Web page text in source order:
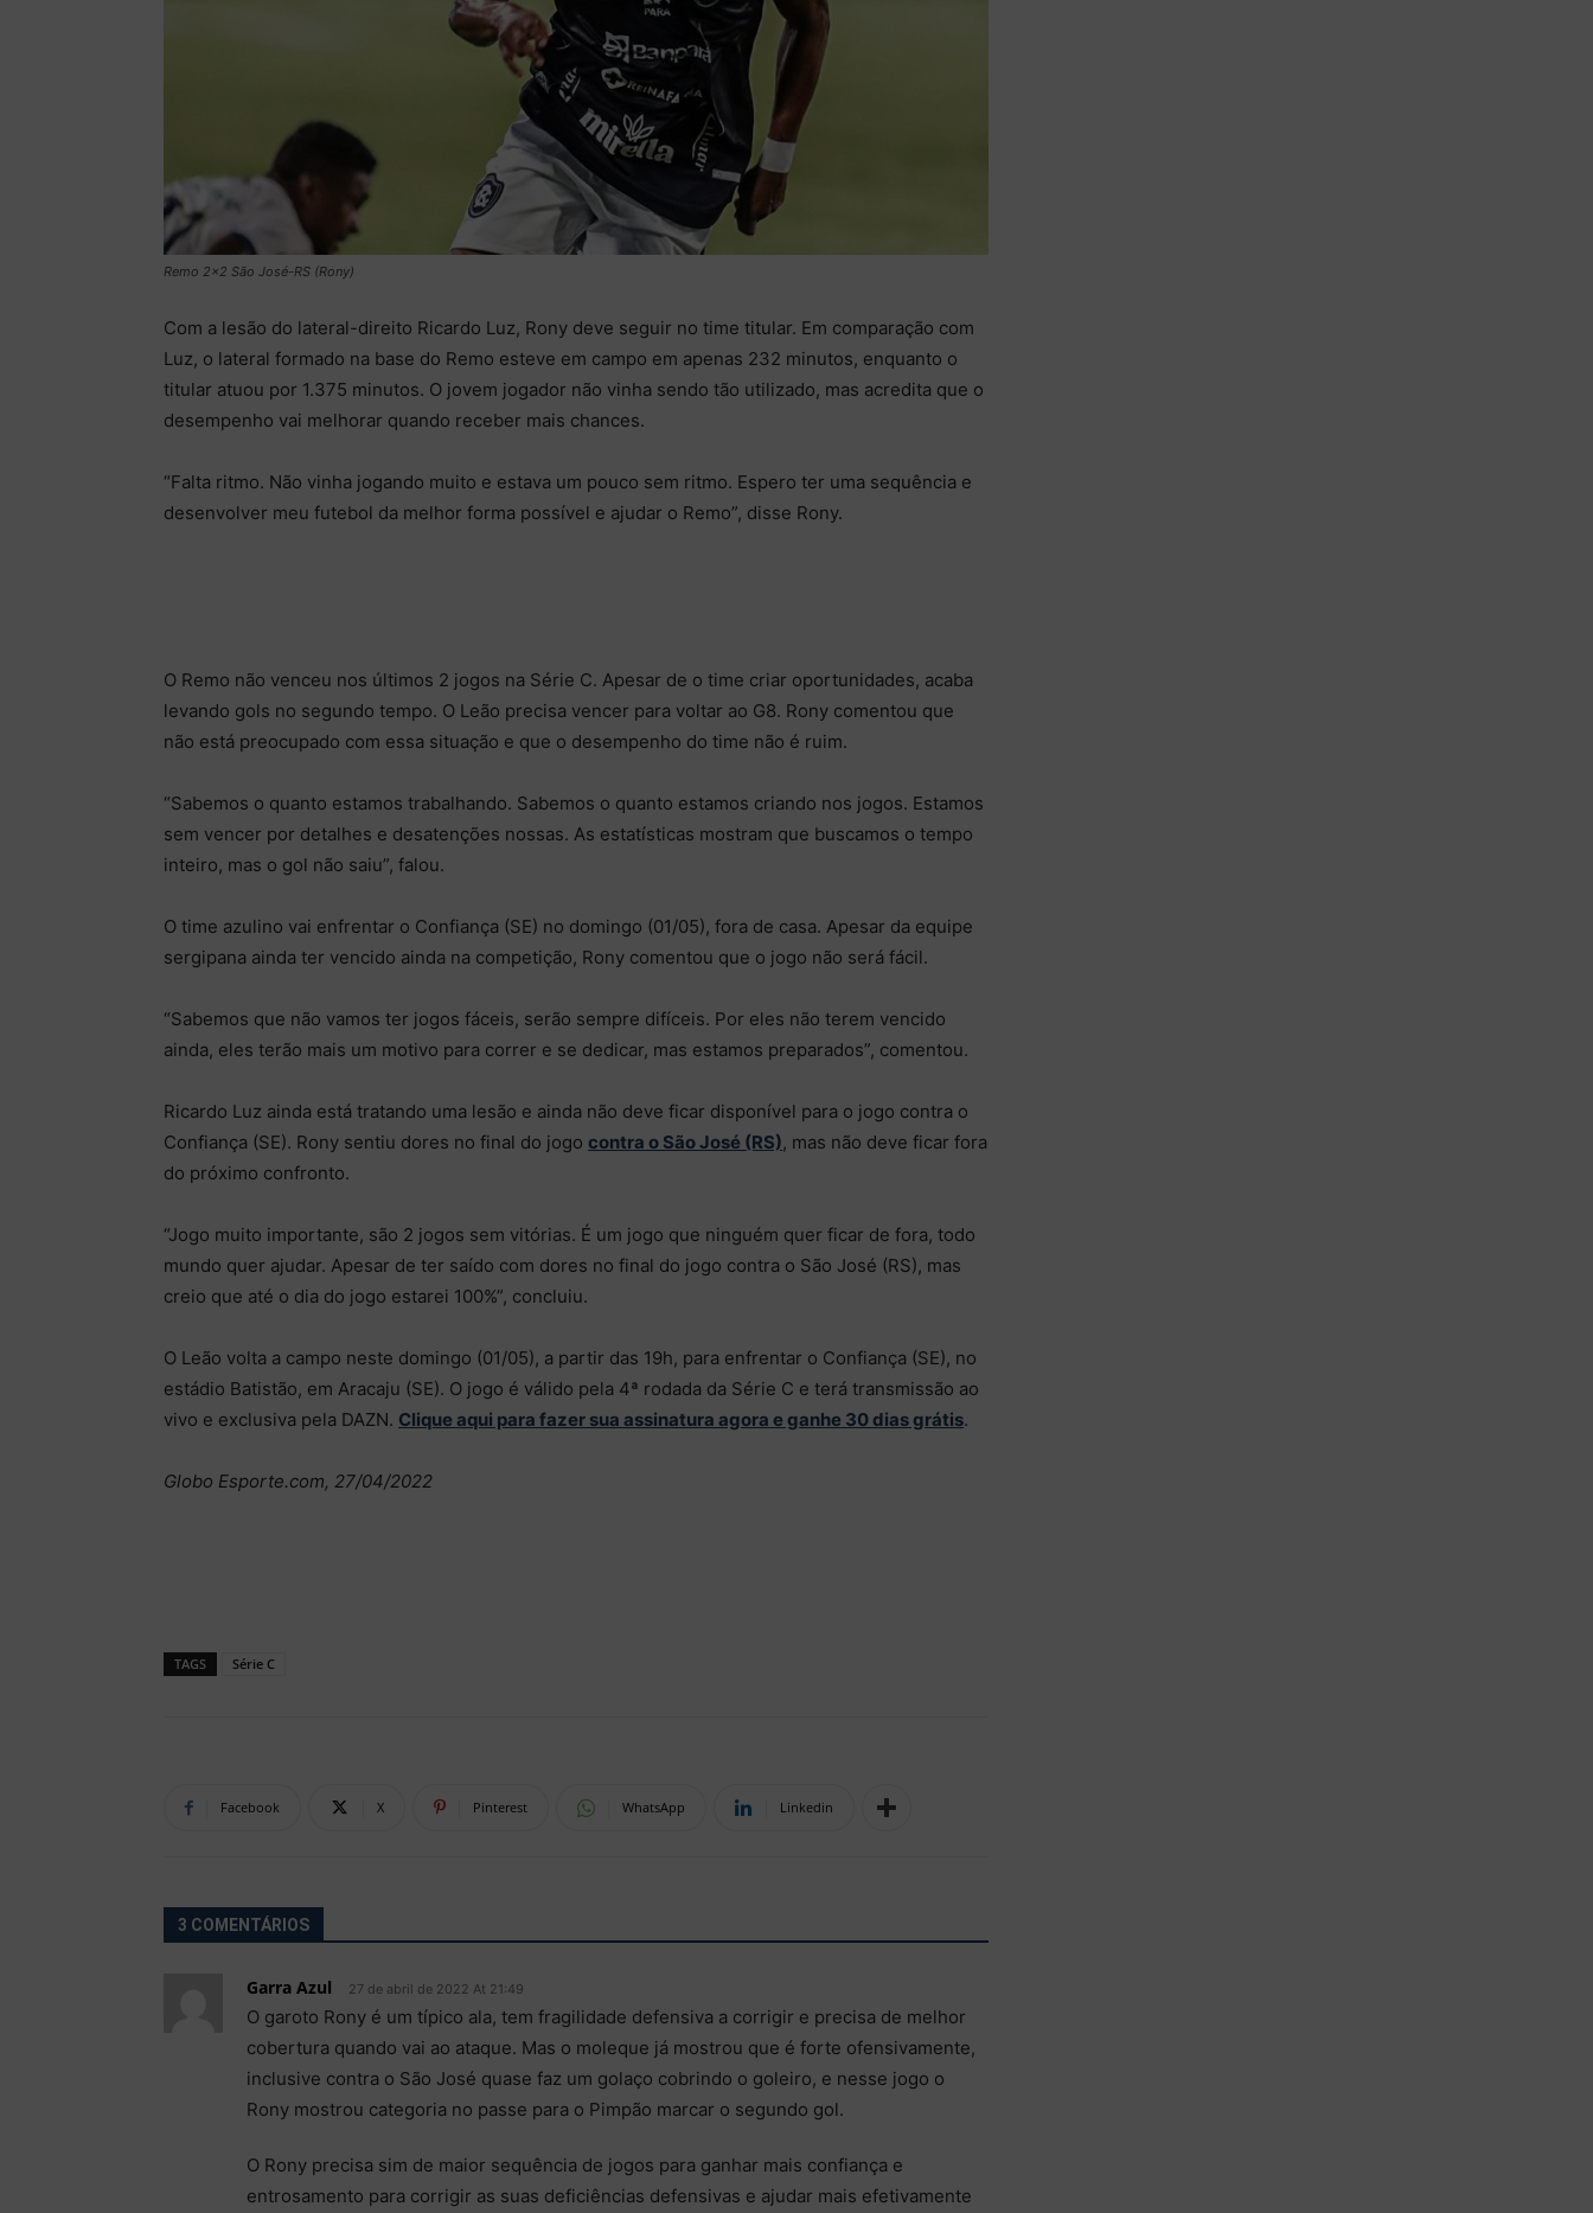
Remo 2×2 São José-RS (Rony)
Com a lesão do lateral-direito Ricardo Luz, Rony deve seguir no time titular. Em comparação com
Luz, o lateral formado na base do Remo esteve em campo em apenas 232 minutos, enquanto o
titular atuou por 1.375 minutos. O jovem jogador não vinha sendo tão utilizado, mas acredita que o
desempenho vai melhorar quando receber mais chances.
“Falta ritmo. Não vinha jogando muito e estava um pouco sem ritmo. Espero ter uma sequência e
desenvolver meu futebol da melhor forma possível e ajudar o Remo”, disse Rony.
O Remo não venceu nos últimos 2 jogos na Série C. Apesar de o time criar oportunidades, acaba
levando gols no segundo tempo. O Leão precisa vencer para voltar ao G8. Rony comentou que
não está preocupado com essa situação e que o desempenho do time não é ruim.
“Sabemos o quanto estamos trabalhando. Sabemos o quanto estamos criando nos jogos. Estamos
sem vencer por detalhes e desatenções nossas. As estatísticas mostram que buscamos o tempo
inteiro, mas o gol não saiu”, falou.
O time azulino vai enfrentar o Confiança (SE) no domingo (01/05), fora de casa. Apesar da equipe
sergipana ainda ter vencido ainda na competição, Rony comentou que o jogo não será fácil.
“Sabemos que não vamos ter jogos fáceis, serão sempre difíceis. Por eles não terem vencido
ainda, eles terão mais um motivo para correr e se dedicar, mas estamos preparados”, comentou.
Ricardo Luz ainda está tratando uma lesão e ainda não deve ficar disponível para o jogo contra o
Confiança (SE). Rony sentiu dores no final do jogo contra o São José (RS), mas não deve ficar fora
do próximo confronto.
“Jogo muito importante, são 2 jogos sem vitórias. É um jogo que ninguém quer ficar de fora, todo
mundo quer ajudar. Apesar de ter saído com dores no final do jogo contra o São José (RS), mas
creio que até o dia do jogo estarei 100%”, concluiu.
O Leão volta a campo neste domingo (01/05), a partir das 19h, para enfrentar o Confiança (SE), no
estádio Batistão, em Aracaju (SE). O jogo é válido pela 4ª rodada da Série C e terá transmissão ao
vivo e exclusiva pela DAZN. Clique aqui para fazer sua assinatura agora e ganhe 30 dias grátis.
Globo Esporte.com, 27/04/2022
TAGS Série C
Facebook X Pinterest WhatsApp Linkedin
3 COMENTÁRIOS
Garra Azul 27 de abril de 2022 At 21:49
O garoto Rony é um típico ala, tem fragilidade defensiva a corrigir e precisa de melhor
cobertura quando vai ao ataque. Mas o moleque já mostrou que é forte ofensivamente,
inclusive contra o São José quase faz um golaço cobrindo o goleiro, e nesse jogo o
Rony mostrou categoria no passe para o Pimpão marcar o segundo gol.
O Rony precisa sim de maior sequência de jogos para ganhar mais confiança e
entrosamento para corrigir as suas deficiências defensivas e ajudar mais efetivamente